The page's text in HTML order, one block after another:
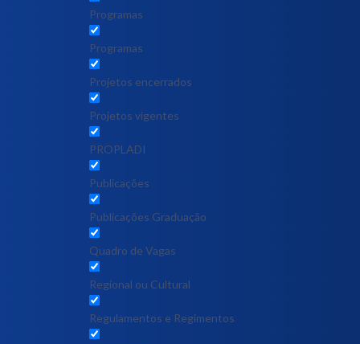
Programas
Programas
Projetos encerrados
Projetos vigentes
PROPLADI
Publicações
Publicações Graduação
Quadro de Vagas
Regional ou Cultural
Regulamentos e Regimentos